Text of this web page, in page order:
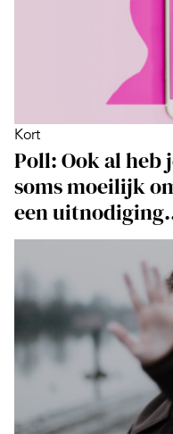
Kort
Poll: Ook al heb
soms moeilijk
een